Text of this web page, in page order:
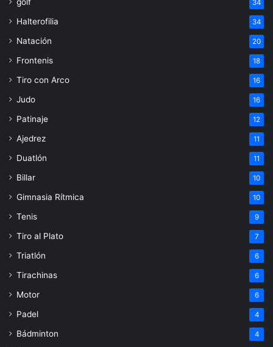
34
Halterofilia 34
Natación 20
Frontenis 18
Tiro con Arco 16
Judo 16
Patinaje 12
Ajedrez 11
Duatlón 11
Billar 10
Gimnasia Rítmica 10
Tenis 9
Tiro al Plato 7
Triatlón 6
Tirachinas 6
Motor 6
Padel 4
Bádminton 4